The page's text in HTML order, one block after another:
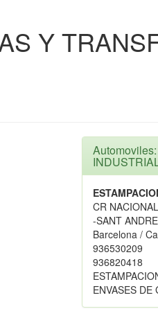
Y
CR
-SANT
Barcelona /
936530209
936820418
ENVASES DE